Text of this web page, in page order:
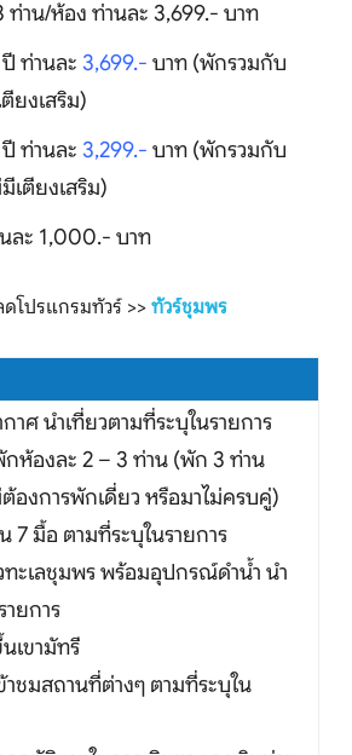
าน/ห้อง ท่านละ 3,699.- บาท
ท่านละ 3,699.- บาท (พักรวมกับ
ยงเสริม)
ท่านละ 3,299.- บาท (พักรวมกับ
เตียงเสริม)
ละ 1,000.- บาท
ดโปรแกรมทัวร์ >>ทัวร์ชุมพร
ศ นำเที่ยวตามที่ระบุในรายการ
ห้องละ 2 – 3 ท่าน (พัก 3 ท่าน
องการพักเดี่ยว หรือมาไม่ครบคู่)
7 มื้อ ตามที่ระบุในรายการ
ทะเลชุมพร พร้อมอุปกรณ์ดำน้ำ นำ
ายการ
เขามัทรี
ชมสถานที่ต่างๆ ตามที่ระบุใน